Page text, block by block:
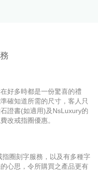
好多時都是一份驚喜的禮
確知道所需的尺寸，客人只
證書(如適用)及NsLuxury的
改戒指圈優惠。
圈刻字服務，以及有多種字
心思，令所購買之產品更有